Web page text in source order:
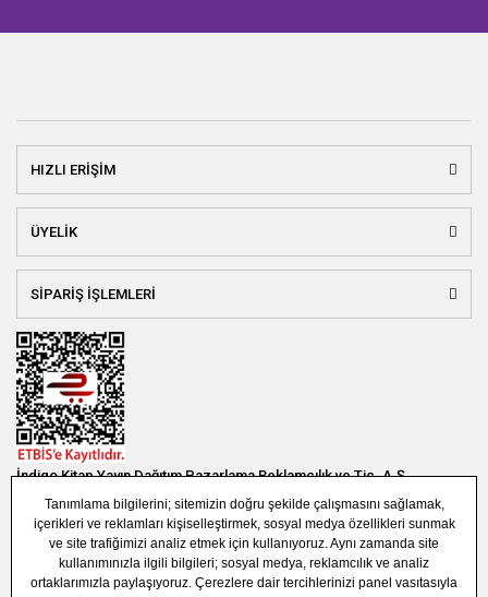
HIZLI ERİŞİM
ÜYELİK
SİPARİŞ İŞLEMLERİ
İndigo Kitap Yayın Dağıtım Pazarlama Reklamcılık ve Tic. A.Ş.
Bağlar Mah. 19. Sok. Bina No:1E 1. Bodrum Kat. Güneşli - Bağcılar /
İSTANBUL
(0850) 308 7304